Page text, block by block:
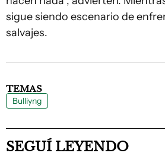
sigue siendo escenario de
salvajes.
TEMAS
Bulliyng
SEGUÍ LEYENDO